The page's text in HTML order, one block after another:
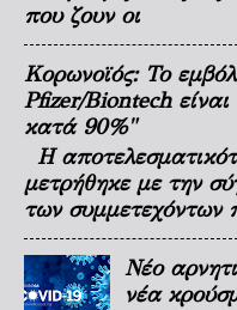
που ζουν οι
Κορωνοϊός: Το
Pfizer/Biontech
κατά 90%"
Η
μετρήθηκε με την
των συμμετεχόντων
Νέο
νέα